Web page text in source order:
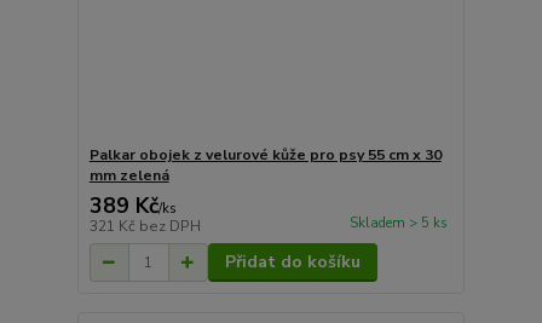
Palkar obojek z velurové kůže pro psy 55 cm x 30
mm zelená
389 Kč/ks
321 Kč bez DPH Skladem > 5 ks
Přidat do košíku